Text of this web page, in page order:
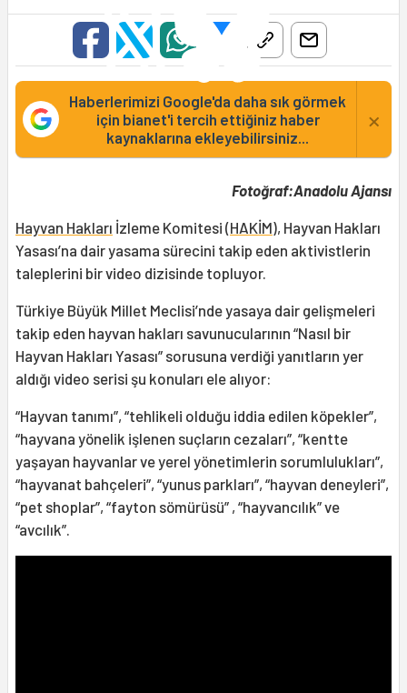
Haberlerimizi Google'da daha sık görmek
için bianet'i tercih ettiğiniz haber
kaynaklarına ekleyebilirsiniz...
×
Fotoğraf:Anadolu Ajansı
Hayvan Hakları İzleme Komitesi (HAKİM), Hayvan Hakları
Yasası’na dair yasama sürecini takip eden aktivistlerin
taleplerini bir video dizisinde topluyor.
Türkiye Büyük Millet Meclisi’nde yasaya dair gelişmeleri
takip eden hayvan hakları savunucularının “Nasıl bir
Hayvan Hakları Yasası” sorusuna verdiği yanıtların yer
aldığı video serisi şu konuları ele alıyor:
“Hayvan tanımı”, “tehlikeli olduğu iddia edilen köpekler”,
“hayvana yönelik işlenen suçların cezaları”, “kentte
yaşayan hayvanlar ve yerel yönetimlerin sorumlulukları”,
“hayvanat bahçeleri”, “yunus parkları”, “hayvan deneyleri”,
“pet shoplar”, “fayton sömürüsü” , “hayvancılık” ve
“avcılık”.